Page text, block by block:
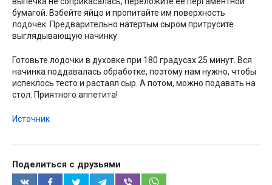
бумагой. Взбейте яйцо и пропитайте им поверхность
лодочек. Предварительно натертым сыром притрусите
выглядывающую начинку.
Готовьте лодочки в духовке при 180 градусах 25 минут. Вся
начинка поддавалась обработке, поэтому нам нужно, чтобы
испеклось тесто и растаял сыр. А потом, можно подавать на
стол. Приятного аппетита!
Источник
Поделиться с друзьями